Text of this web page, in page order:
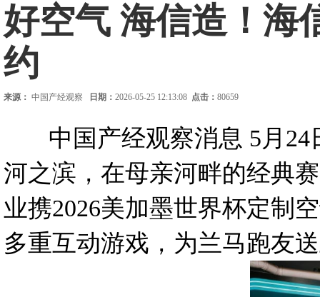
好空气 海信造！海
约​
来源： 中国产经观察 日期： 2026-05-25 12:13:08 点击： 80659
中国产经观察消息 5月24
河之滨，在母亲河畔的经典
业携2026美加墨世界杯定制
多重互动游戏，为兰马跑友